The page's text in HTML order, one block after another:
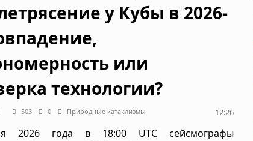
у Кубы в 2026-
или
технологии?
503 0 Природные катаклизмы 12:26
2026 года в 18:00 UTC сейсмографы